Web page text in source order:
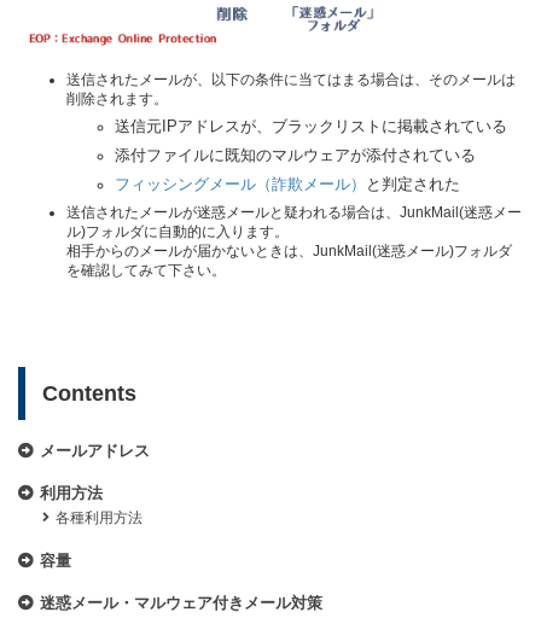
送信されたメールが、以下の条件に当てはまる場合は、そのメールは
削除されます。
送信元IPアドレスが、ブラックリストに掲載されている
添付ファイルに既知のマルウェアが添付されている
フィッシングメール（詐欺メール）
と判定された
送信されたメールが迷惑メールと疑われる場合は、JunkMail(迷惑メー
ル)フォルダに自動的に入ります。
相手からのメールが届かないときは、JunkMail(迷惑メール)フォルダ
を確認してみて下さい。
Contents
メールアドレス
利用方法
各種利用方法
容量
迷惑メール・マルウェア付きメール対策